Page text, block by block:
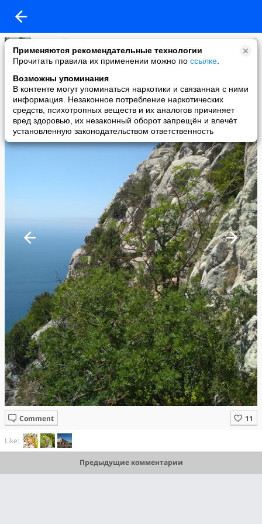
Применяются рекомендательные технологии
Прочитать правила их применении можно по ссылке
Возможны упоминания
В контенте могут упоминаться наркотики и связанная с ними
информация. Незаконное потребление наркотических
средств, психотропных веществ и их аналогов причиняет
вред здоровью, их незаконный оборот запрещён и влечёт
установленную законодательством ответственность
василий козленков
added a photo
10 Sep в 18:06
Comment
Like:
Предыдущие комментарии